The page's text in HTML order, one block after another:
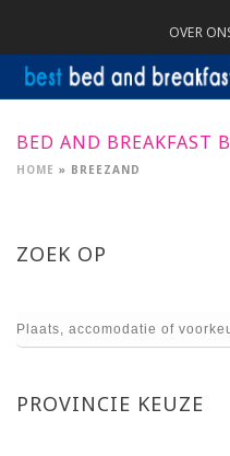
OVER
BED AND BREAKFAST
HOME » BREEZAND
ZOEK OP
PROVINCIE KEUZE